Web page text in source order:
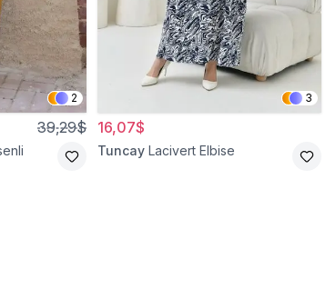
2
39,29$
3
16,07$
Tuncay Lacivert Elbise